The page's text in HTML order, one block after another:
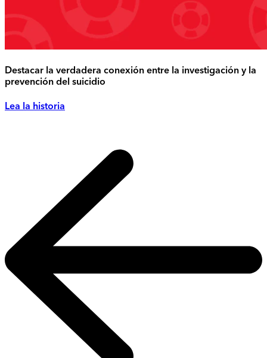
Destacar la verdadera conexión entre la investigación y la
prevención del suicidio
Lea la historia